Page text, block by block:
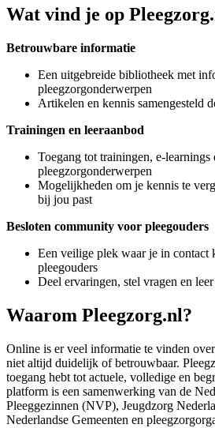
Wat vind je op
Betrouwbare informatie
Een uitgebreide bibliotheek met
pleegzorgonderwerpen
Artikelen en kennis samengesteld
Trainingen en leeraanbod
Toegang tot trainingen, e-learnings
pleegzorgonderwerpen
Mogelijkheden om je kennis te
bij jou past
Besloten community voor pleegouders
Een veilige plek waar je in contact
pleegouders
Deel ervaringen, stel vragen en
Waarom Pleegzorg.nl?
Online is er veel informatie te vinden
niet altijd duidelijk of betrouwbaar.
toegang hebt tot actuele, volledige en
platform is een samenwerking van de
Pleeggezinnen (NVP), Jeugdzorg
Nederlandse Gemeenten en